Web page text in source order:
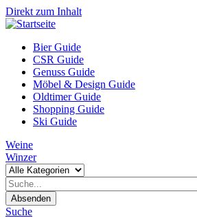
Direkt zum Inhalt
Bier Guide
CSR Guide
Genuss Guide
Möbel & Design Guide
Oldtimer Guide
Shopping Guide
Ski Guide
Weine
Winzer
Absenden
Suche